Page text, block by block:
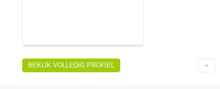
BEKIJK VOLLEDIG PROFIEL